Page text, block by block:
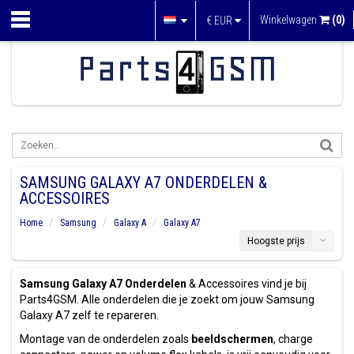
€ EUR Winkelwagen (0)
SAMSUNG GALAXY A7 ONDERDELEN &
ACCESSOIRES
Home Samsung Galaxy A
Galaxy A7
Hoogste prijs
Samsung Galaxy A7 Onderdelen & Accessoires vind je bij
Parts4GSM. Alle onderdelen die je zoekt om jouw Samsung
Galaxy A7 zelf te repareren.
Montage van de onderdelen zoals beeldschermen, charge